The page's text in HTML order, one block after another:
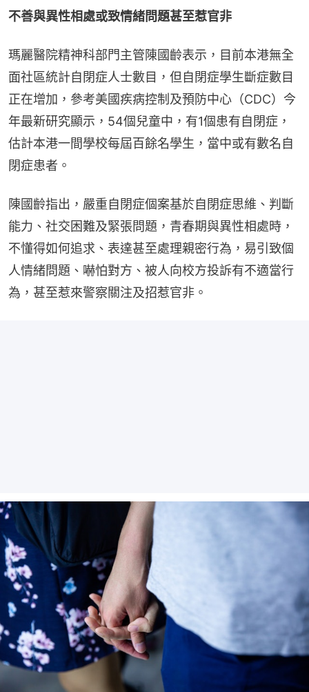
不善與異性相處或致情緒問題甚至惹官非
瑪麗醫院精神科部門主管陳國齡表示，目前本港無全
面社區統計自閉症人士數目，但自閉症學生斷症數目
正在增加，參考美國疾病控制及預防中心（CDC）今
年最新研究顯示，54個兒童中，有1個患有自閉症，
估計本港一間學校每屆百餘名學生，當中或有數名自
閉症患者。
陳國齡指出，嚴重自閉症個案基於自閉症思維、判斷
能力、社交困難及緊張問題，青春期與異性相處時，
不懂得如何追求、表達甚至處理親密行為，易引致個
人情緒問題、嚇怕對方、被人向校方投訴有不適當行
為，甚至惹來警察關注及招惹官非。